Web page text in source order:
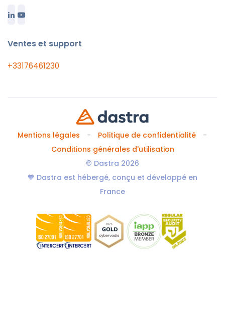
Ventes et support
+33176461230
Mentions légales
Politique de confidentialité
Conditions générales d'utilisation
© Dastra 2026
🧡 Dastra est hébergé, conçu et développé en
France